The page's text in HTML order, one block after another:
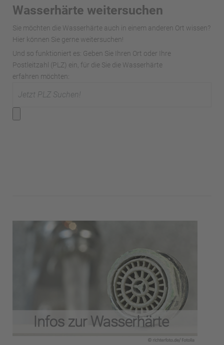
Wasserhärte weitersuchen
Sie möchten die Wasserhärte auch in einem anderen Ort wissen?
Hier können Sie gerne weitersuchen!
Und so funktioniert es: Geben Sie Ihren Ort oder Ihre
Postleitzahl (PLZ) ein, für die Sie die Wasserhärte
erfahren möchten: